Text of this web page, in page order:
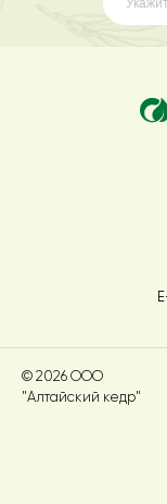
© 2026 ООО
"Алтайский кедр"